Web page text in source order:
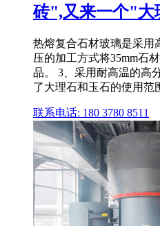
砖",又来一个"大
热熔复合石材玻璃是采用
压的加工方式将35mm石
品。 3、采用耐高温的高
了大理石和玉石的使用范
联系电话: 180 3780 8511